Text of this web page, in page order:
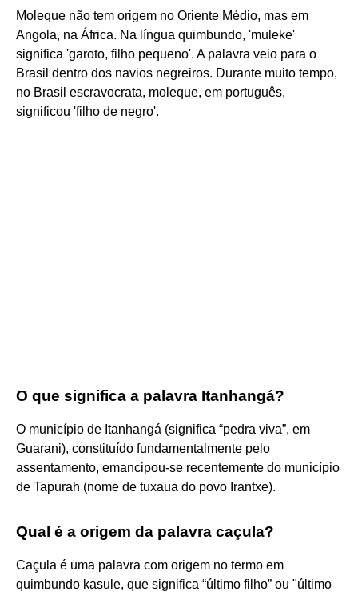
Moleque não tem origem no Oriente Médio, mas em
Angola, na África. Na língua quimbundo, 'muleke'
significa 'garoto, filho pequeno'. A palavra veio para o
Brasil dentro dos navios negreiros. Durante muito tempo,
no Brasil escravocrata, moleque, em português,
significou 'filho de negro'.
O que significa a palavra Itanhangá?
O município de Itanhangá (significa “pedra viva”, em
Guarani), constituído fundamentalmente pelo
assentamento, emancipou-se recentemente do município
de Tapurah (nome de tuxaua do povo Irantxe).
Qual é a origem da palavra caçula?
Caçula é uma palavra com origem no termo em
quimbundo kasule, que significa “último filho” ou "último